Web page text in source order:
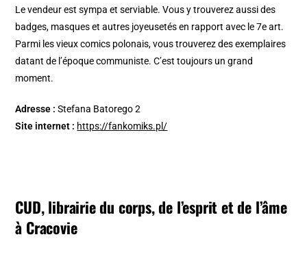
Le vendeur est sympa et serviable. Vous y trouverez aussi des
badges, masques et autres joyeusetés en rapport avec le 7e art.
Parmi les vieux comics polonais, vous trouverez des exemplaires
datant de l’époque communiste. C’est toujours un grand
moment.
Adresse : Stefana Batorego 2
Site internet : https://fankomiks.pl/
CUD, librairie du corps, de l’esprit et de l’âme
à Cracovie